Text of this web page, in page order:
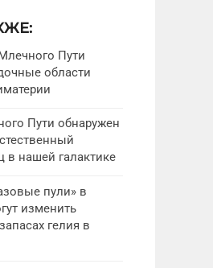
Пути
области
Пути обнаружен
в нашей галактике
пули» в
изменить
гелия в